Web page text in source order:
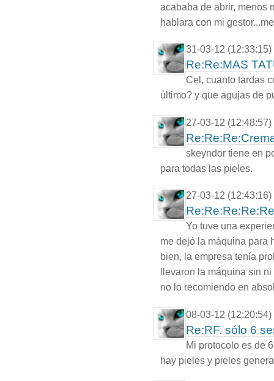
acababa de abrir, menos
hablara con mi
31-03-12 (12:33:15)
Re:Re:MAS
Cel, cuanto tardas
último? y que agujas de
27-03-12 (12:48:57)
skeyndor tiene en
para todas las pieles.
27-03-12 (12:43:16)
Yo tuve una
me dejó la máquina para
bien, la empresa tenía
llevaron la máquina sin
no lo recomiendo en
08-03-12 (12:20:54)
Re:RF. sólo 6
Mi protocolo es de
hay pieles y pieles